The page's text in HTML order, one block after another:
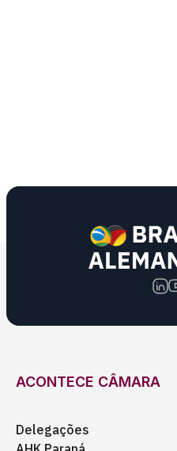
ACONTECE CÂMARA
Delegações